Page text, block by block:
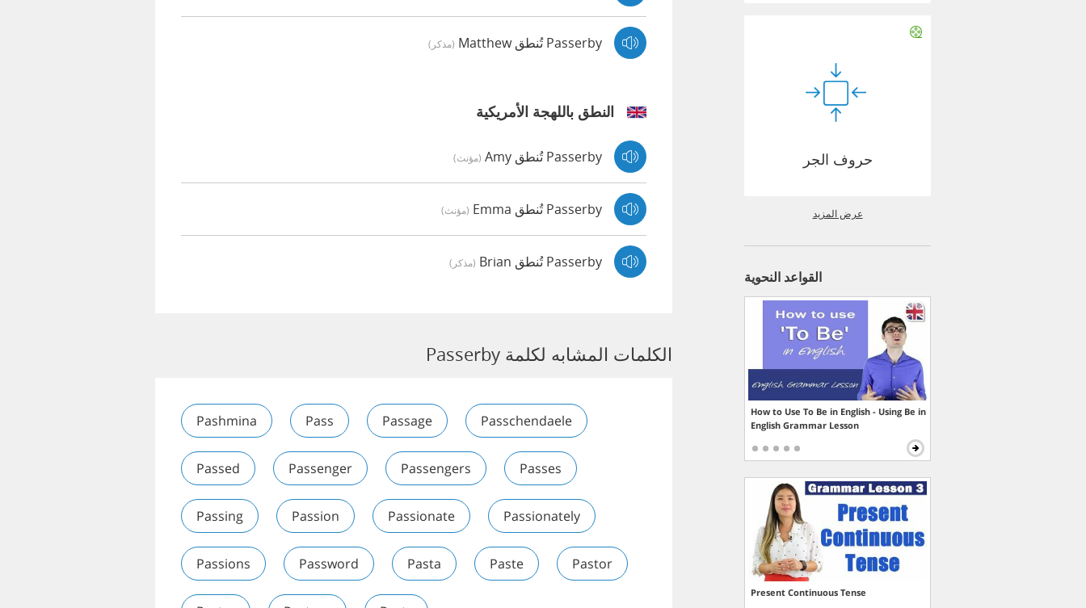
Passerby تُنطق Matthew (مذكر)
النطق باللهجة الأمريكية
Passerby تُنطق Amy (مؤنث)
Passerby تُنطق Emma (مؤنث)
Passerby تُنطق Brian (مذكر)
الكلمات المشابه لكلمة Passerby
Pashmina Pass Passage Passchendaele
Passed Passenger Passengers Passes
Passing Passion Passionate Passionately
Passions Password Pasta Paste Pastor
حروف الجر
عرض المزيد
القواعد النحوية
How to Use To Be in English - Using Be in
English Grammar Lesson
Present Continuous Tense